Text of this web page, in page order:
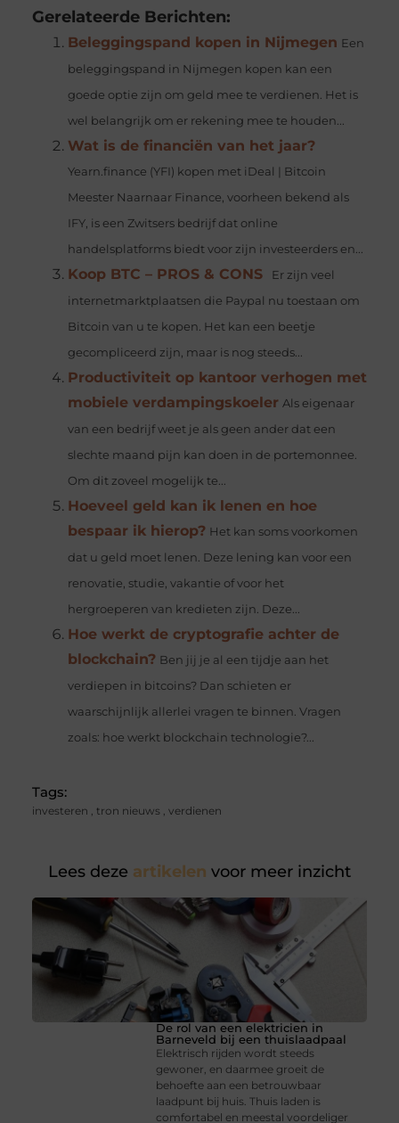
Gerelateerde Berichten:
Beleggingspand kopen in Nijmegen Een
beleggingspand in Nijmegen kopen kan een
goede optie zijn om geld mee te verdienen. Het is
wel belangrijk om er rekening mee te houden...
Wat is de financiën van het jaar?
Yearn.finance (YFI) kopen met iDeal | Bitcoin
Meester Naarnaar Finance, voorheen bekend als
IFY, is een Zwitsers bedrijf dat online
handelsplatforms biedt voor zijn investeerders en...
Koop BTC – PROS & CONS
Er zijn veel
internetmarktplaatsen die Paypal nu toestaan om
Bitcoin van u te kopen. Het kan een beetje
gecompliceerd zijn, maar is nog steeds...
Productiviteit op kantoor verhogen met
mobiele verdampingskoeler Als eigenaar
van een bedrijf weet je als geen ander dat een
slechte maand pijn kan doen in de portemonnee.
Om dit zoveel mogelijk te...
Hoeveel geld kan ik lenen en hoe
bespaar ik hierop? Het kan soms voorkomen
dat u geld moet lenen. Deze lening kan voor een
renovatie, studie, vakantie of voor het
hergroeperen van kredieten zijn. Deze...
Hoe werkt de cryptografie achter de
blockchain? Ben jij je al een tijdje aan het
verdiepen in bitcoins? Dan schieten er
waarschijnlijk allerlei vragen te binnen. Vragen
zoals: hoe werkt blockchain technologie?...
Tags:
investeren , tron nieuws, verdienen
Lees deze artikelen voor meer inzicht
De rol van een elektricien in
Barneveld bij een thuislaadpaal
Elektrisch rijden wordt steeds
gewoner, en daarmee groeit de
behoefte aan een betrouwbaar
laadpunt bij huis. Thuis laden is
comfortabel en meestal voordeliger